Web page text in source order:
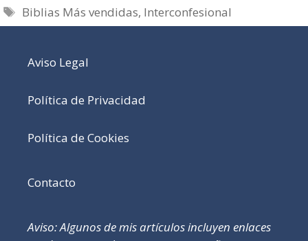
Etiquetas
Biblias Más vendidas, Interconfesional
Aviso Legal
Política de Privacidad
Política de Cookies
Contacto
Aviso: Algunos de mis artículos incluyen enlaces